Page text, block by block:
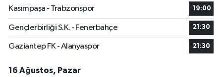
Kasımpaşa - Trabzonspor 19:00
Gençlerbirliği S.K. - Fenerbahçe 21:30
Gaziantep FK - Alanyaspor 21:30
16 Ağustos, Pazar